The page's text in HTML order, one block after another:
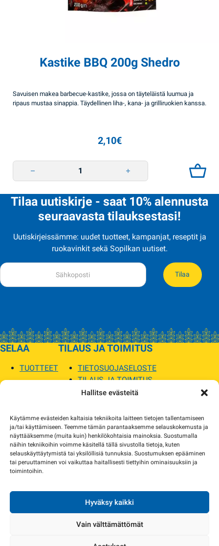
Hallitse evästeitä
Käytämme evästeiden kaltaisia tekniikoita laitteen tietojen tallentamiseen
ja/tai käyttämiseen. Teemme tämän parantaaksemme selauskokemusta ja
näyttääksemme (muita kuin) henkilökohtaisia mainoksia. Suostumalla
näihin tekniikoihin voimme käsitellä tällä sivustolla tietoja, kuten
selauskäyttäytymistä tai yksilöllisiä tunnuksia. Suostumuksen epääminen
tai peruuttaminen voi vaikuttaa haitallisesti tiettyihin ominaisuuksiin ja
toimintoihin.
Hyväksy kaikki
Vain välttämättömät
Kastike BBQ 200g Shedro
Savuisen makea barbecue-kastike, jossa on täyteläistä luumua ja
ripaus mustaa sinappia. Täydellinen liha-, kana- ja grilliruokien kanssa.
2,10€
Tilaa uutiskirje - saat 10% alennusta
seuraavasta tilauksestasi!
Uutiskirjeissämme: uudet tuotteet, kampanjat, reseptit ja
ruokavinkit sekä Sopilkan uutiset.
Tilaa
SELAA
TUOTTEET
TILAUS JA TOIMITUS
TIETOSUOJASELOSTE
TILAUS JA TOIMITUS
TOIMITUSEHDOT
MYYMÄLÄT JA YHTEYSTIEDOT
USEIN KYSYTYT
AJANKOHTAISTA
yhteyttä ja sovimme korvaavista tuotteista.